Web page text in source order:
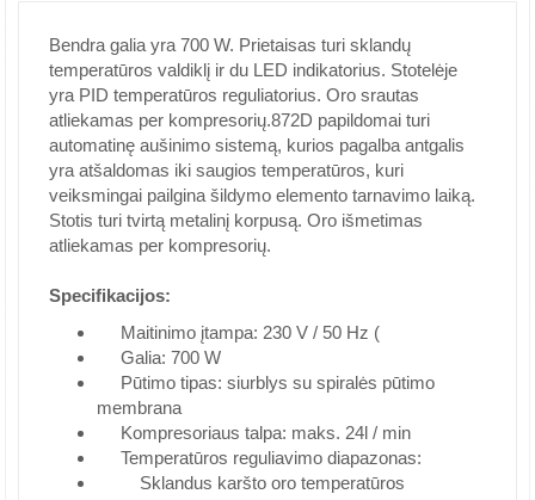
Bendra galia yra 700 W. Prietaisas turi sklandų
temperatūros valdiklį ir du LED indikatorius. Stotelėje
yra PID temperatūros reguliatorius. Oro srautas
atliekamas per kompresorių.872D papildomai turi
automatinę aušinimo sistemą, kurios pagalba antgalis
yra atšaldomas iki saugios temperatūros, kuri
veiksmingai pailgina šildymo elemento tarnavimo laiką.
Stotis turi tvirtą metalinį korpusą. Oro išmetimas
atliekamas per kompresorių.
Specifikacijos:
Maitinimo įtampa: 230 V / 50 Hz (
Galia: 700 W
Pūtimo tipas: siurblys su spiralės pūtimo
membrana
Kompresoriaus talpa: maks. 24l / min
Temperatūros reguliavimo diapazonas:
Sklandus karšto oro temperatūros